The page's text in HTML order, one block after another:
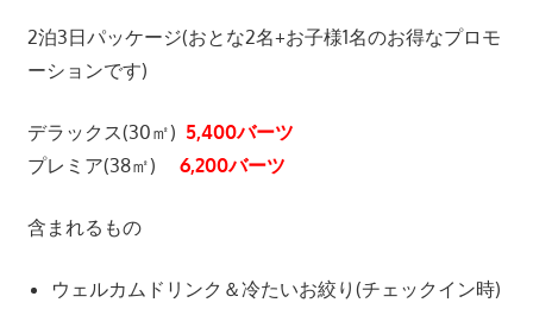
ッ
ト
景
色
ど、
ー
2泊3日パッケージ(おとな2名+お子様1名のお得なプロモ
ーションです)
デラックス(30㎡) 5,400バーツ
プレミア(38㎡) 6,200バーツ
含まれるもの
ウェルカムドリンク＆冷たいお絞り(チェックイン時)